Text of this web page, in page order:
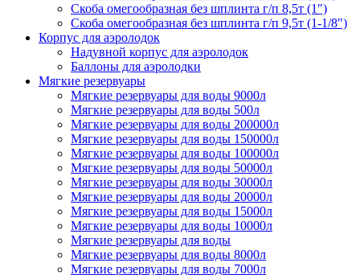
Скоба омегообразная без шплинта г/п 8,5т (1")
Скоба омегообразная без шплинта г/п 9,5т (1-1/8")
Корпус для аэролодок
Надувной корпус для аэролодок
Баллоны для аэролодки
Мягкие резервуары
Мягкие резервуары для воды 9000л
Мягкие резервуары для воды 500л
Мягкие резервуары для воды 200000л
Мягкие резервуары для воды 150000л
Мягкие резервуары для воды 100000л
Мягкие резервуары для воды 50000л
Мягкие резервуары для воды 30000л
Мягкие резервуары для воды 20000л
Мягкие резервуары для воды 15000л
Мягкие резервуары для воды 10000л
Мягкие резервуары для воды
Мягкие резервуары для воды 8000л
Мягкие резервуары для воды 7000л